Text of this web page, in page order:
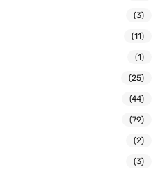
(3)
(11)
(1)
(25)
(44)
(79)
(2)
(3)